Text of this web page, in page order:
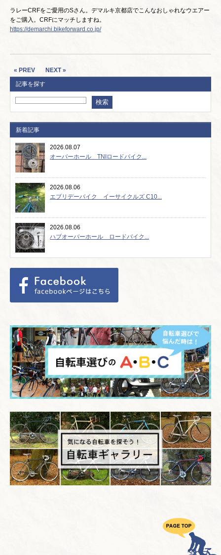
ラレーCRFをご愛用のSさん。デマルキ京都店でこんなおしゃれなウエアー
をご購入。CRFにマッチしますね。
https://demarchi.bikeforward.co.jp/
« PREV
NEXT »
記事を探す
新着記事
2026.08.07
オーバーホール TNIロードバイク...
2026.08.06
エブリデーバイク イーサイクルズ C10...
2026.08.06
ハブオーバーホール ロードバイク...